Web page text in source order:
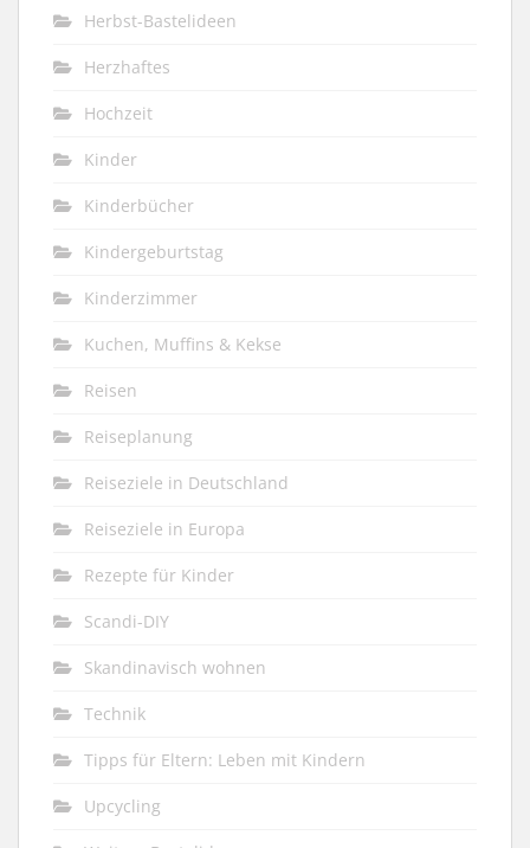
Herbst-Bastelideen
Herzhaftes
Hochzeit
Kinder
Kinderbücher
Kindergeburtstag
Kinderzimmer
Kuchen, Muffins & Kekse
Reisen
Reiseplanung
Reiseziele in Deutschland
Reiseziele in Europa
Rezepte für Kinder
Scandi-DIY
Skandinavisch wohnen
Technik
Tipps für Eltern: Leben mit Kindern
Upcycling